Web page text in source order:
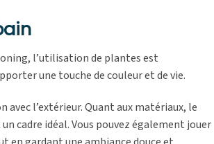
l’utilisation de plantes est
une touche de couleur et de vie.
l’extérieur. Quant aux matériaux, le
cadre idéal. Vous pouvez également jouer